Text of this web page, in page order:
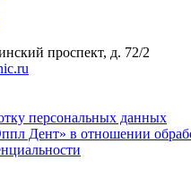
проспект, д. 72/2
персональных данных
Дент» в отношении